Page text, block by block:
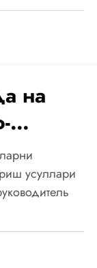
в
на
Фонда.
усуллари